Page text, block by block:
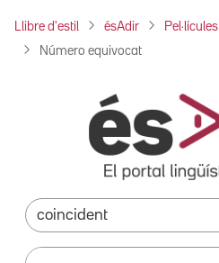
Llibre d'estil ésAdir Pel·lícules
Número equivocat